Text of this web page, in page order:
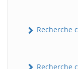
Recherche
Recherche